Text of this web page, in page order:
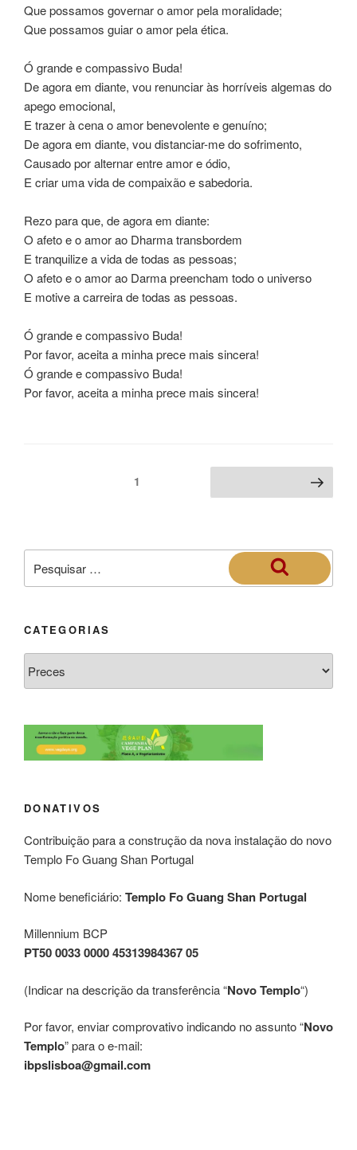
Que possamos governar o amor pela moralidade;
Que possamos guiar o amor pela ética.
Ó grande e compassivo Buda!
De agora em diante, vou renunciar às horríveis algemas do
apego emocional,
E trazer à cena o amor benevolente e genuíno;
De agora em diante, vou distanciar-me do sofrimento,
Causado por alternar entre amor e ódio,
E criar uma vida de compaixão e sabedoria.
Rezo para que, de agora em diante:
O afeto e o amor ao Dharma transbordem
E tranquilize a vida de todas as pessoas;
O afeto e o amor ao Darma preencham todo o universo
E motive a carreira de todas as pessoas.
Ó grande e compassivo Buda!
Por favor, aceita a minha prece mais sincera!
Ó grande e compassivo Buda!
Por favor, aceita a minha prece mais sincera!
1
CATEGORIAS
DONATIVOS
Contribuição para a construção da nova instalação do novo
Templo Fo Guang Shan Portugal
Nome beneficiário: Templo Fo Guang Shan Portugal
Millennium BCP
PT50 0033 0000 45313984367 05
(Indicar na descrição da transferência “Novo Templo“)
Por favor, enviar comprovativo indicando no assunto “Novo
Templo” para o e-mail:
ibpslisboa@gmail.com